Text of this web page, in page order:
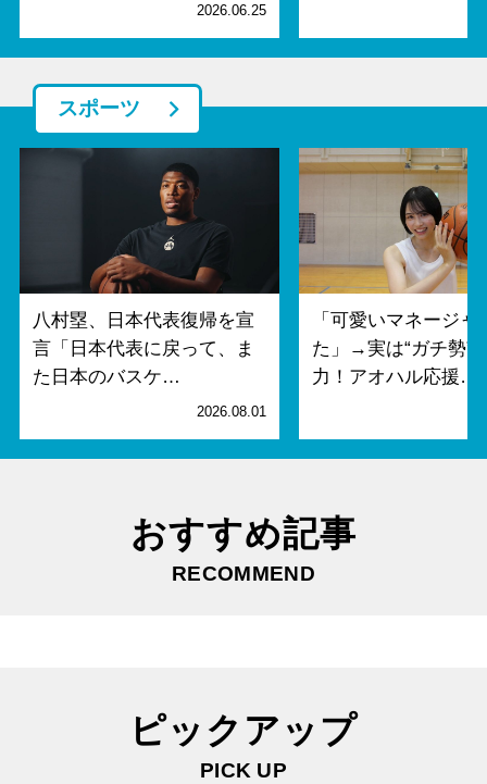
2026.06.25
スポーツ
八村塁、日本代表復帰を宣
言「日本代表に戻って、ま
た日本のバスケ…
2026.08.01
「可愛いマネージャ
た」→実は“ガチ勢”
力！アオハル応援…
おすすめ記事
RECOMMEND
ピックアップ
PICK UP